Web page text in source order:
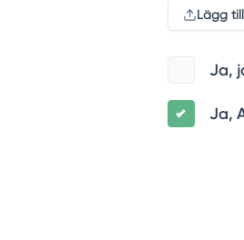
Lägg
Ja,
Ja,